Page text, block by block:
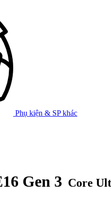
Phụ kiện & SP khác
Gen 3 Core